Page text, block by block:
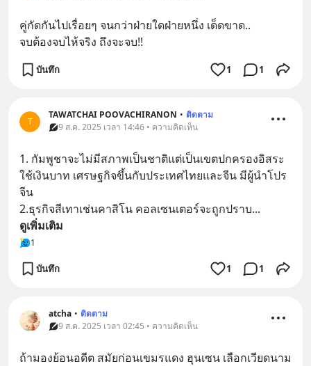
คู่กัดกันไปเรื่อยๆ จนกว่าฝ่ายใดฝ่ายหนึ่ง เด็ดขาด..
จบต้องจบไห้จริง ถึงจะจบ!!
บันทึก 1 1
T
TAWATCHAI POOVACHIRANON • ติดตาม
9 ส.ค. 2025 เวลา 14:46 • ความคิดเห็น
1. กัมพูชาจะไม่มีสภาพเป็นชาติแต่เป็นเขตปกครองอิสระ
ใช้เงินบาท เศรษฐกิจขึ้นกับประเทศไทยและจีน มีผู้นำโปร
จีน
2.ธุรกิจสีเทาเช่นคาสิโน คอลเซนเตอร์จะถูกปราบ...
ดูเพิ่มเติม
1
บันทึก 1 1
atcha • ติดตาม
9 ส.ค. 2025 เวลา 02:45 • ความคิดเห็น
ถ้ามองย้อนอดีต สมัยก่อนเขมรแดง ฮุนเซน เลือกเวียดนาม